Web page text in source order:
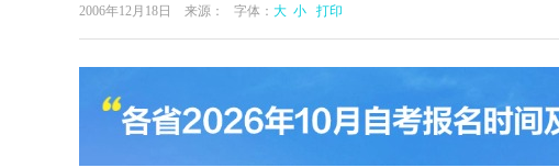
2006年12月18日 来源： 字体： 大 小 打印